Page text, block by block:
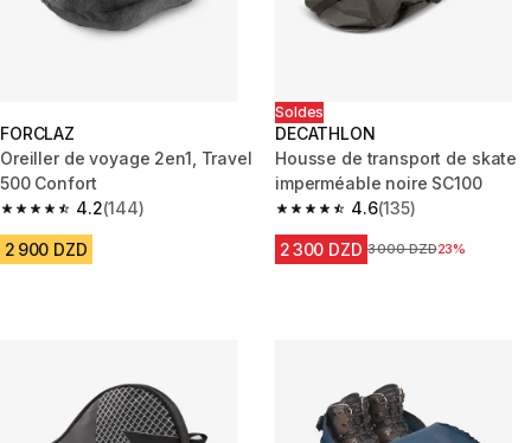
FORCLAZ
Oreiller de voyage 2en1, Travel
500 Confort
4.2
4.2 out of 5 stars from 144 reviews
(144)
2 900 DZD
Soldes
DECATHLON
Housse de transport de skate
imperméable noire SC100
4.6
4.6 out of 5 stars from 135
(135)
2 300 DZD Prix avant la réduction
3 000 DZD23%